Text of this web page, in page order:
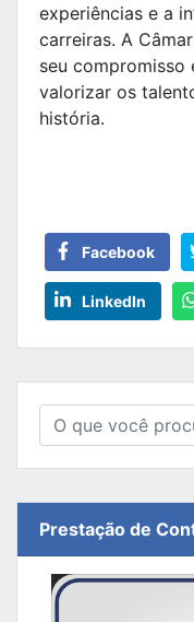
experiências e a
carreiras. A
seu compromisso
valorizar os
história.
Facebook
LinkedIn
Prestação de